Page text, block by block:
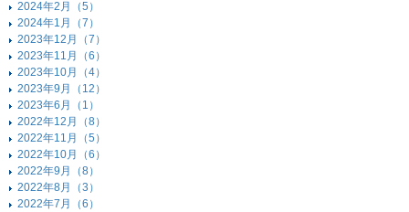
2024年2月（5）
2024年1月（7）
2023年12月（7）
2023年11月（6）
2023年10月（4）
2023年9月（12）
2023年6月（1）
2022年12月（8）
2022年11月（5）
2022年10月（6）
2022年9月（8）
2022年8月（3）
2022年7月（6）